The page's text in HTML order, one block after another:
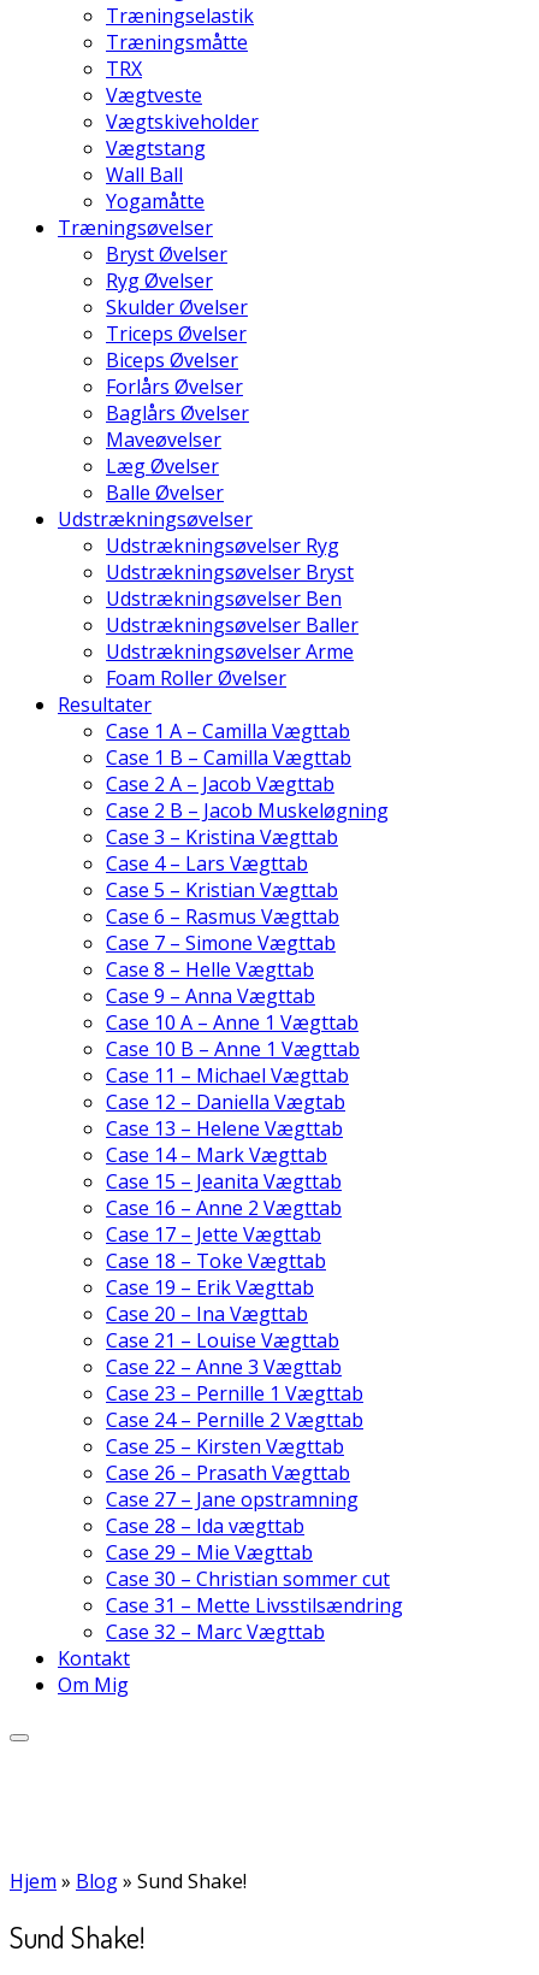
Træningselastik
Træningsmåtte
TRX
Vægtveste
Vægtskiveholder
Vægtstang
Wall Ball
Yogamåtte
Træningsøvelser
Bryst Øvelser
Ryg Øvelser
Skulder Øvelser
Triceps Øvelser
Biceps Øvelser
Forlårs Øvelser
Baglårs Øvelser
Maveøvelser
Læg Øvelser
Balle Øvelser
Udstrækningsøvelser
Udstrækningsøvelser Ryg
Udstrækningsøvelser Bryst
Udstrækningsøvelser Ben
Udstrækningsøvelser Baller
Udstrækningsøvelser Arme
Foam Roller Øvelser
Resultater
Case 1 A – Camilla Vægttab
Case 1 B – Camilla Vægttab
Case 2 A – Jacob Vægttab
Case 2 B – Jacob Muskeløgning
Case 3 – Kristina Vægttab
Case 4 – Lars Vægttab
Case 5 – Kristian Vægttab
Case 6 – Rasmus Vægttab
Case 7 – Simone Vægttab
Case 8 – Helle Vægttab
Case 9 – Anna Vægttab
Case 10 A – Anne 1 Vægttab
Case 10 B – Anne 1 Vægttab
Case 11 – Michael Vægttab
Case 12 – Daniella Vægtab
Case 13 – Helene Vægttab
Case 14 – Mark Vægttab
Case 15 – Jeanita Vægttab
Case 16 – Anne 2 Vægttab
Case 17 – Jette Vægttab
Case 18 – Toke Vægttab
Case 19 – Erik Vægttab
Case 20 – Ina Vægttab
Case 21 – Louise Vægttab
Case 22 – Anne 3 Vægttab
Case 23 – Pernille 1 Vægttab
Case 24 – Pernille 2 Vægttab
Case 25 – Kirsten Vægttab
Case 26 – Prasath Vægttab
Case 27 – Jane opstramning
Case 28 – Ida vægttab
Case 29 – Mie Vægttab
Case 30 – Christian sommer cut
Case 31 – Mette Livsstilsændring
Case 32 – Marc Vægttab
Kontakt
Om Mig
Hjem » Blog» Sund Shake!
Sund Shake!